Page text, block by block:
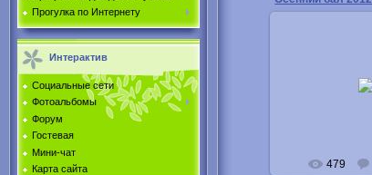
Прогулка по Интернету
Интерактив
Социальные сети
Фотоальбомы
Форум
Гостевая
Мини-чат
Карта сайта
479